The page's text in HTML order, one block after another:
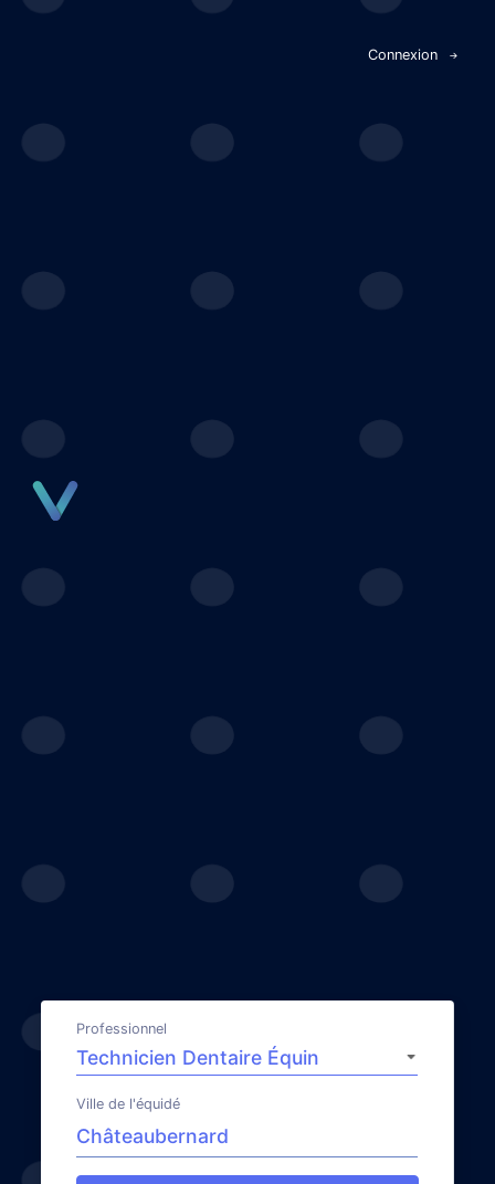
Connexion
Professionnel
Ville de l'équidé